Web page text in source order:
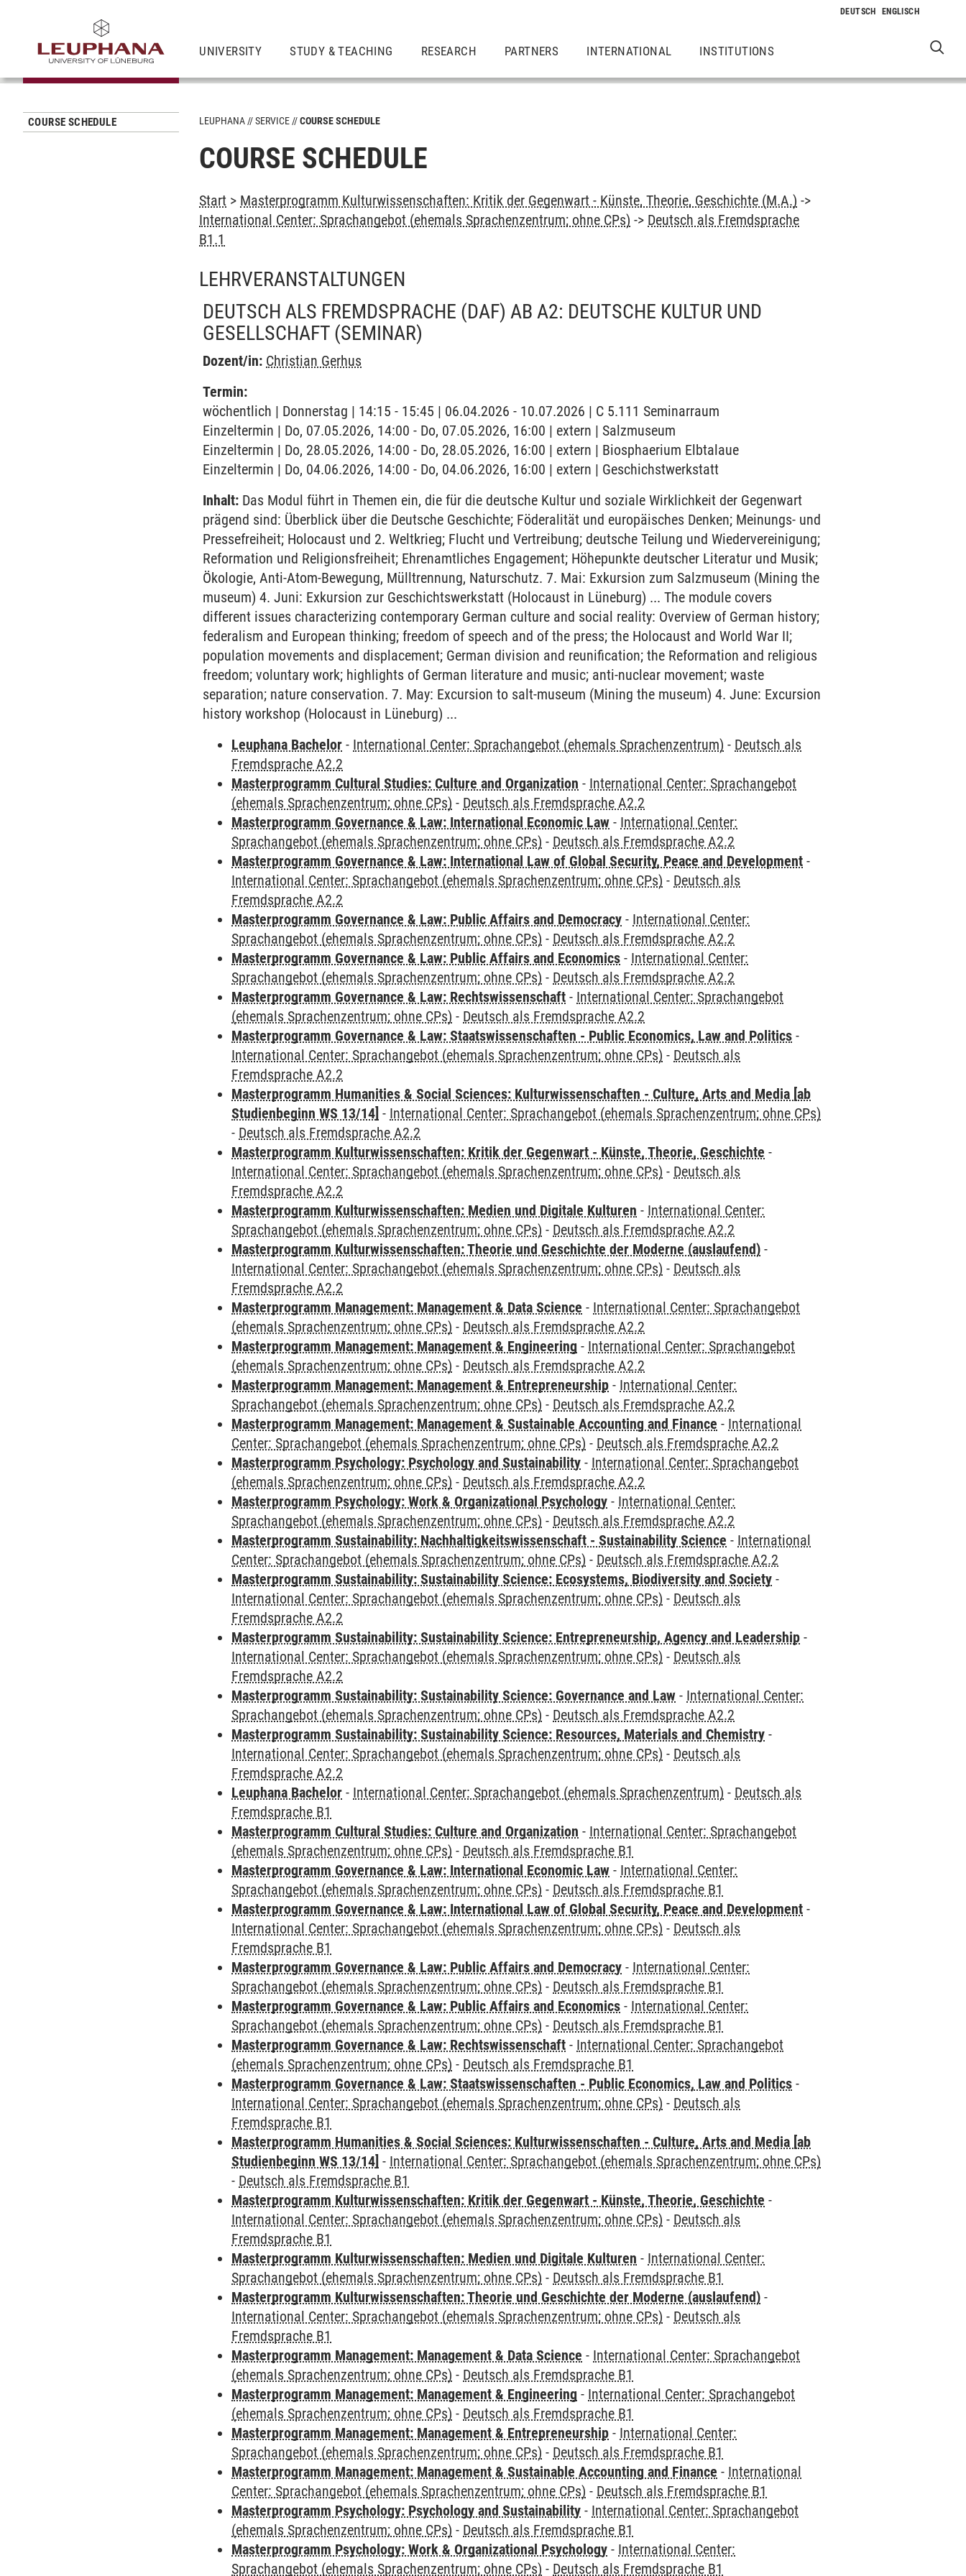
UNIVERSITY STUDY & TEACHING RESEARCH PARTNERS INTERNATIONAL INSTITUTIONS
COURSE SCHEDULE LEUPHANA SERVICE COURSE SCHEDULE
COURSE SCHEDULE
Start > Masterprogramm Kulturwissenschaften: Kritik der Gegenwart - Künste, Theorie, Geschichte (M.A.) ->
International Center: Sprachangebot (ehemals Sprachenzentrum; ohne CPs) -> Deutsch als Fremdsprache
B1.1
LEHRVERANSTALTUNGEN
DEUTSCH ALS FREMDSPRACHE (DAF) AB A2: DEUTSCHE KULTUR UND
GESELLSCHAFT (SEMINAR)
Dozent/in: Christian Gerhus
Termin:
wöchentlich | Donnerstag | 14:15 - 15:45 | 06.04.2026 - 10.07.2026 | C 5.111 Seminarraum
Einzeltermin | Do, 07.05.2026, 14:00 - Do, 07.05.2026, 16:00 | extern | Salzmuseum
Einzeltermin | Do, 28.05.2026, 14:00 - Do, 28.05.2026, 16:00 | extern | Biosphaerium Elbtalaue
Einzeltermin | Do, 04.06.2026, 14:00 - Do, 04.06.2026, 16:00 | extern | Geschichstwerkstatt
Inhalt: Das Modul führt in Themen ein, die für die deutsche Kultur und soziale Wirklichkeit der Gegenwart
prägend sind: Überblick über die Deutsche Geschichte; Föderalität und europäisches Denken; Meinungs- und
Pressefreiheit; Holocaust und 2. Weltkrieg; Flucht und Vertreibung; deutsche Teilung und Wiedervereinigung;
Reformation und Religionsfreiheit; Ehrenamtliches Engagement; Höhepunkte deutscher Literatur und Musik;
Ökologie, Anti-Atom-Bewegung, Mülltrennung, Naturschutz. 7. Mai: Exkursion zum Salzmuseum (Mining the
museum) 4. Juni: Exkursion zur Geschichtswerkstatt (Holocaust in Lüneburg) ... The module covers
different issues characterizing contemporary German culture and social reality: Overview of German history;
federalism and European thinking; freedom of speech and of the press; the Holocaust and World War II;
population movements and displacement; German division and reunification; the Reformation and religious
freedom; voluntary work; highlights of German literature and music; anti-nuclear movement; waste
separation; nature conservation. 7. May: Excursion to salt-museum (Mining the museum) 4. June: Excursion
history workshop (Holocaust in Lüneburg) ...
Leuphana Bachelor - International Center: Sprachangebot (ehemals Sprachenzentrum) - Deutsch als
Fremdsprache A2.2
Masterprogramm Cultural Studies: Culture and Organization - International Center: Sprachangebot
(ehemals Sprachenzentrum; ohne CPs) - Deutsch als Fremdsprache A2.2
Masterprogramm Governance & Law: International Economic Law - International Center:
Sprachangebot (ehemals Sprachenzentrum; ohne CPs) - Deutsch als Fremdsprache A2.2
Masterprogramm Governance & Law: International Law of Global Security, Peace and Development -
International Center: Sprachangebot (ehemals Sprachenzentrum; ohne CPs) - Deutsch als
Fremdsprache A2.2
Masterprogramm Governance & Law: Public Affairs and Democracy - International Center:
Sprachangebot (ehemals Sprachenzentrum; ohne CPs) - Deutsch als Fremdsprache A2.2
Masterprogramm Governance & Law: Public Affairs and Economics - International Center:
Sprachangebot (ehemals Sprachenzentrum; ohne CPs) - Deutsch als Fremdsprache A2.2
Masterprogramm Governance & Law: Rechtswissenschaft - International Center: Sprachangebot
(ehemals Sprachenzentrum; ohne CPs) - Deutsch als Fremdsprache A2.2
Masterprogramm Governance & Law: Staatswissenschaften - Public Economics, Law and Politics -
International Center: Sprachangebot (ehemals Sprachenzentrum; ohne CPs) - Deutsch als
Fremdsprache A2.2
Masterprogramm Humanities & Social Sciences: Kulturwissenschaften - Culture, Arts and Media [ab
Studienbeginn WS 13/14] - International Center: Sprachangebot (ehemals Sprachenzentrum; ohne CPs)
- Deutsch als Fremdsprache A2.2
Masterprogramm Kulturwissenschaften: Kritik der Gegenwart - Künste, Theorie, Geschichte -
International Center: Sprachangebot (ehemals Sprachenzentrum; ohne CPs) - Deutsch als
Fremdsprache A2.2
Masterprogramm Kulturwissenschaften: Medien und Digitale Kulturen - International Center:
Sprachangebot (ehemals Sprachenzentrum; ohne CPs) - Deutsch als Fremdsprache A2.2
Masterprogramm Kulturwissenschaften: Theorie und Geschichte der Moderne (auslaufend) -
International Center: Sprachangebot (ehemals Sprachenzentrum; ohne CPs) - Deutsch als
Fremdsprache A2.2
Masterprogramm Management: Management & Data Science - International Center: Sprachangebot
(ehemals Sprachenzentrum; ohne CPs) - Deutsch als Fremdsprache A2.2
Masterprogramm Management: Management & Engineering - International Center: Sprachangebot
(ehemals Sprachenzentrum; ohne CPs) - Deutsch als Fremdsprache A2.2
Masterprogramm Management: Management & Entrepreneurship - International Center:
Sprachangebot (ehemals Sprachenzentrum; ohne CPs) - Deutsch als Fremdsprache A2.2
Masterprogramm Management: Management & Sustainable Accounting and Finance - International
Center: Sprachangebot (ehemals Sprachenzentrum; ohne CPs) - Deutsch als Fremdsprache A2.2
Masterprogramm Psychology: Psychology and Sustainability - International Center: Sprachangebot
(ehemals Sprachenzentrum; ohne CPs) - Deutsch als Fremdsprache A2.2
Masterprogramm Psychology: Work & Organizational Psychology - International Center:
Sprachangebot (ehemals Sprachenzentrum; ohne CPs) - Deutsch als Fremdsprache A2.2
Masterprogramm Sustainability: Nachhaltigkeitswissenschaft - Sustainability Science - International
Center: Sprachangebot (ehemals Sprachenzentrum; ohne CPs) - Deutsch als Fremdsprache A2.2
Masterprogramm Sustainability: Sustainability Science: Ecosystems, Biodiversity and Society -
International Center: Sprachangebot (ehemals Sprachenzentrum; ohne CPs) - Deutsch als
Fremdsprache A2.2
Masterprogramm Sustainability: Sustainability Science: Entrepreneurship, Agency and Leadership -
International Center: Sprachangebot (ehemals Sprachenzentrum; ohne CPs) - Deutsch als
Fremdsprache A2.2
Masterprogramm Sustainability: Sustainability Science: Governance and Law - International Center:
Sprachangebot (ehemals Sprachenzentrum; ohne CPs) - Deutsch als Fremdsprache A2.2
Masterprogramm Sustainability: Sustainability Science: Resources, Materials and Chemistry -
International Center: Sprachangebot (ehemals Sprachenzentrum; ohne CPs) - Deutsch als
Fremdsprache A2.2
Leuphana Bachelor - International Center: Sprachangebot (ehemals Sprachenzentrum) - Deutsch als
Fremdsprache B1
Masterprogramm Cultural Studies: Culture and Organization - International Center: Sprachangebot
(ehemals Sprachenzentrum; ohne CPs) - Deutsch als Fremdsprache B1
Masterprogramm Governance & Law: International Economic Law - International Center:
Sprachangebot (ehemals Sprachenzentrum; ohne CPs) - Deutsch als Fremdsprache B1
Masterprogramm Governance & Law: International Law of Global Security, Peace and Development -
International Center: Sprachangebot (ehemals Sprachenzentrum; ohne CPs) - Deutsch als
Fremdsprache B1
Masterprogramm Governance & Law: Public Affairs and Democracy - International Center:
Sprachangebot (ehemals Sprachenzentrum; ohne CPs) - Deutsch als Fremdsprache B1
Masterprogramm Governance & Law: Public Affairs and Economics - International Center:
Sprachangebot (ehemals Sprachenzentrum; ohne CPs) - Deutsch als Fremdsprache B1
Masterprogramm Governance & Law: Rechtswissenschaft - International Center: Sprachangebot
(ehemals Sprachenzentrum; ohne CPs) - Deutsch als Fremdsprache B1
Masterprogramm Governance & Law: Staatswissenschaften - Public Economics, Law and Politics -
International Center: Sprachangebot (ehemals Sprachenzentrum; ohne CPs) - Deutsch als
Fremdsprache B1
Masterprogramm Humanities & Social Sciences: Kulturwissenschaften - Culture, Arts and Media [ab
Studienbeginn WS 13/14] - International Center: Sprachangebot (ehemals Sprachenzentrum; ohne CPs)
- Deutsch als Fremdsprache B1
Masterprogramm Kulturwissenschaften: Kritik der Gegenwart - Künste, Theorie, Geschichte -
International Center: Sprachangebot (ehemals Sprachenzentrum; ohne CPs) - Deutsch als
Fremdsprache B1
Masterprogramm Kulturwissenschaften: Medien und Digitale Kulturen - International Center:
Sprachangebot (ehemals Sprachenzentrum; ohne CPs) - Deutsch als Fremdsprache B1
Masterprogramm Kulturwissenschaften: Theorie und Geschichte der Moderne (auslaufend) -
International Center: Sprachangebot (ehemals Sprachenzentrum; ohne CPs) - Deutsch als
Fremdsprache B1
Masterprogramm Management: Management & Data Science - International Center: Sprachangebot
(ehemals Sprachenzentrum; ohne CPs) - Deutsch als Fremdsprache B1
Masterprogramm Management: Management & Engineering - International Center: Sprachangebot
(ehemals Sprachenzentrum; ohne CPs) - Deutsch als Fremdsprache B1
Masterprogramm Management: Management & Entrepreneurship - International Center:
Sprachangebot (ehemals Sprachenzentrum; ohne CPs) - Deutsch als Fremdsprache B1
Masterprogramm Management: Management & Sustainable Accounting and Finance - International
Center: Sprachangebot (ehemals Sprachenzentrum; ohne CPs) - Deutsch als Fremdsprache B1
Masterprogramm Psychology: Psychology and Sustainability - International Center: Sprachangebot
(ehemals Sprachenzentrum; ohne CPs) - Deutsch als Fremdsprache B1
Masterprogramm Psychology: Work & Organizational Psychology - International Center:
Sprachangebot (ehemals Sprachenzentrum; ohne CPs) - Deutsch als Fremdsprache B1